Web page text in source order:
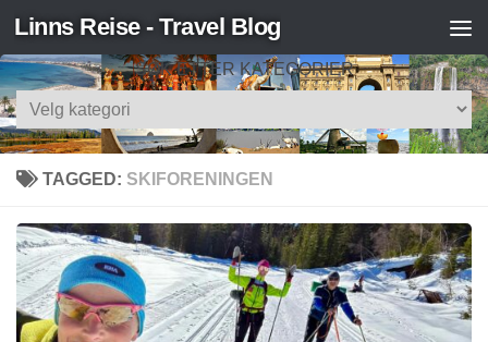
Skip to content
Linns Reise - Travel Blog
SØK ETTER KATEGORIER
Søk
etter
TAGGED: SKIFORENINGEN